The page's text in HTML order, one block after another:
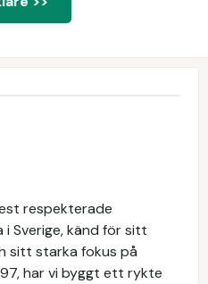
respekterade
Sverige, känd för sitt
sitt starka fokus på
har vi byggt ett rykte